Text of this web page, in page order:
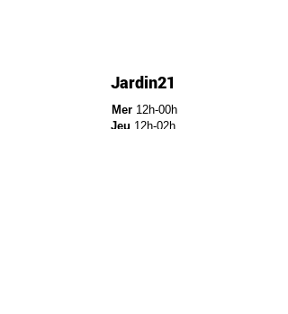
Jardin21
Mer12h-00h
Jeu 12h-02h